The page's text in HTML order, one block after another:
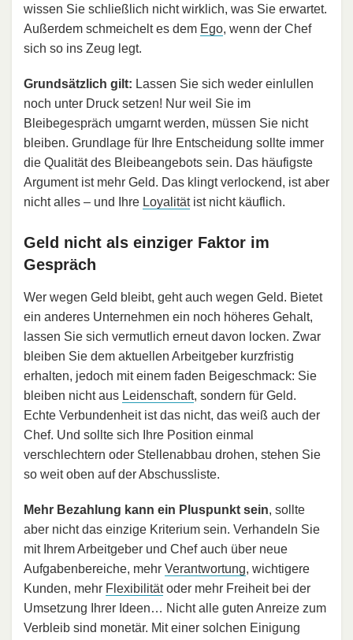
wissen Sie schließlich nicht wirklich, was Sie erwartet.
Außerdem schmeichelt es dem Ego, wenn der Chef
sich so ins Zeug legt.
Grundsätzlich gilt: Lassen Sie sich weder einlullen
noch unter Druck setzen! Nur weil Sie im
Bleibegespräch umgarnt werden, müssen Sie nicht
bleiben. Grundlage für Ihre Entscheidung sollte immer
die Qualität des Bleibeangebots sein. Das häufigste
Argument ist mehr Geld. Das klingt verlockend, ist aber
nicht alles – und Ihre Loyalitätist nicht käuflich.
Geld nicht als einziger Faktor im
Gespräch
Wer wegen Geld bleibt, geht auch wegen Geld. Bietet
ein anderes Unternehmen ein noch höheres Gehalt,
lassen Sie sich vermutlich erneut davon locken. Zwar
bleiben Sie dem aktuellen Arbeitgeber kurzfristig
erhalten, jedoch mit einem faden Beigeschmack: Sie
bleiben nicht aus Leidenschaft, sondern für Geld.
Echte Verbundenheit ist das nicht, das weiß auch der
Chef. Und sollte sich Ihre Position einmal
verschlechtern oder Stellenabbau drohen, stehen Sie
so weit oben auf der Abschussliste.
Mehr Bezahlung kann ein Pluspunkt sein, sollte
aber nicht das einzige Kriterium sein. Verhandeln Sie
mit Ihrem Arbeitgeber und Chef auch über neue
Aufgabenbereiche, mehr Verantwortung, wichtigere
Kunden, mehr Flexibilitätoder mehr Freiheit bei der
Umsetzung Ihrer Ideen… Nicht alle guten Anreize zum
Verbleib sind monetär. Mit einer solchen Einigung